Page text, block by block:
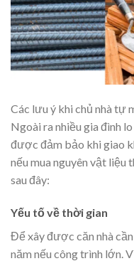
Các lưu ý khi chủ nhà tự
Ngoài ra nhiều gia đình
được đảm bảo khi giao
nếu mua nguyên vật liệu
sau đây:
Yếu tố về thời gian
Để xây được căn nhà
năm nếu công trình lớn.